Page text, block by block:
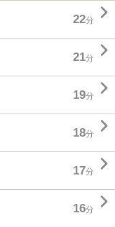
22分 
21分 
19分 
18分 
17分 
16分 